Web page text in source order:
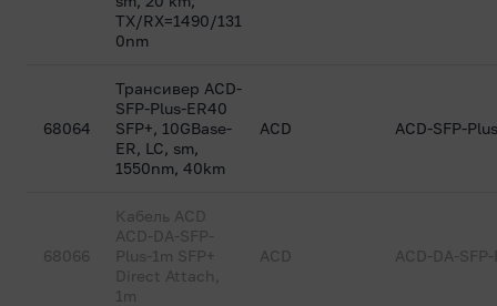
TX/RX=1490/131
0nm
68064
Трансивер ACD-
SFP-Plus-ER40
SFP+, 10GBase-
ER, LC, sm,
1550nm, 40km
ACD ACD-SFP-
68066
Кабель ACD
ACD-DA-SFP-
Plus-1m SFP+
Direct Attach,
1m
ACD ACD-DA-